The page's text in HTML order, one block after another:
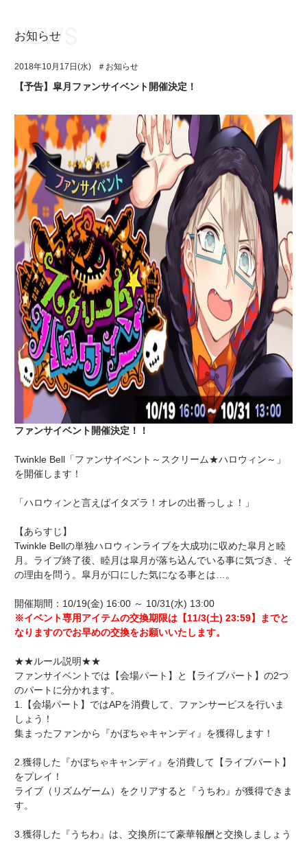
アプリゲーム
イベント・キャンペーン
ミュージック
グッズ・本
ギャラリー
ユニット&キャラクター
アプリゲーム
イベント・キャンペーン
ミュージック
グッズ・本
ギャラリー
お知らせ
2018年10月17日(水) ＃お知らせ
【予告】皐月ファンサイベント開催決定！
ファンサイベント開催決定！！
Twinkle Bell「ファンサイベント～スクリーム★ハロウィン～」
を開催します！
「ハロウィンと言えばイタズラ！オレの出番っしょ！」
【あらすじ】
Twinkle Bellの単独ハロウィンライブを大成功に収めた皐月と睦
月。ライブ終了後、睦月は皐月が落ち込んでいる事に気づき、そ
の理由を問う。皐月が口にした気になる事とは…。
開催期間：10/19(金) 16:00 ～ 10/31(水) 13:00
※イベント専用アイテムの交換期限は【11/3(土) 23:59】までと
なりますのでお早めの交換をお願いいたします。
★★ルール説明★★
ファンサイベントでは【会場パート】と【ライブパート】の2つ
のパートに分かれます。
1.【会場パート】ではAPを消費して、ファンサービスを行いま
しょう！
集まったファンから『かぼちゃキャンディ』を獲得します！
2.獲得した『かぼちゃキャンディ』を消費して【ライブパート】
をプレイ！
ライブ（リズムゲーム）をクリアすると『うちわ』が獲得できま
す。
3.獲得した『うちわ』は、交換所にて豪華報酬と交換しましょう